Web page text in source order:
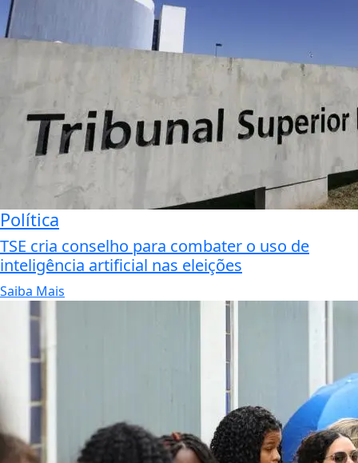
Política
TSE cria conselho para combater o uso de
inteligência artificial nas eleições
Saiba Mais